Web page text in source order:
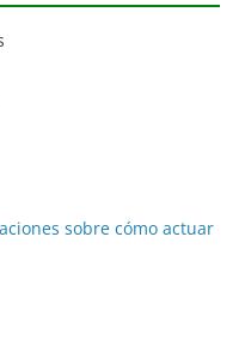
sobre cómo actuar